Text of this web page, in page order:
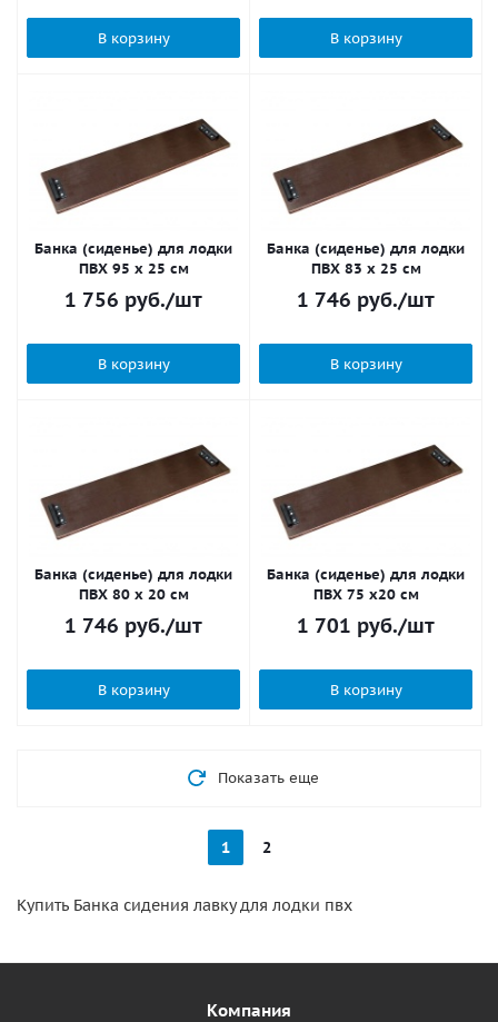
В корзину В корзину
Банка (сиденье) для лодки
ПВХ 95 х 25 см
1 756 руб./шт
В корзину
Банка (сиденье) для лодки
ПВХ 83 х 25 см
1 746 руб./шт
В корзину
Банка (сиденье) для лодки
ПВХ 80 х 20 см
1 746 руб./шт
В корзину
Банка (сиденье) для лодки
ПВХ 75 х20 см
1 701 руб./шт
В корзину
Показать еще
1 2
Купить Банка сидения лавку для лодки пвх
Компания